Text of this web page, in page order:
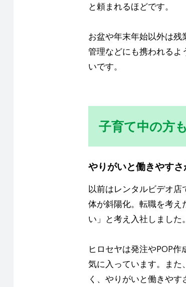
と頼まれるほどです。
お盆や年末年始以外は
管理などにも携われるよ
いです。
子育て中の方
やりがいと働きやす
以前はレンタルビデオ
体が斜陽化。転職を考え
い」と考え入社しました。
ヒロセヤは発注やPOP
気に入っています。また
く、やりがいと働きや